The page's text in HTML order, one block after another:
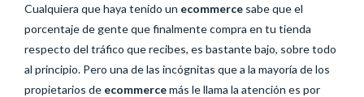
Cualquiera que haya tenido un ecommerce sabe que el
porcentaje de gente que finalmente compra en tu tienda
respecto del tráfico que recibes, es bastante bajo, sobre todo
al principio. Pero una de las incógnitas que a la mayoría de los
propietarios de ecommercemás le llama la atención es por